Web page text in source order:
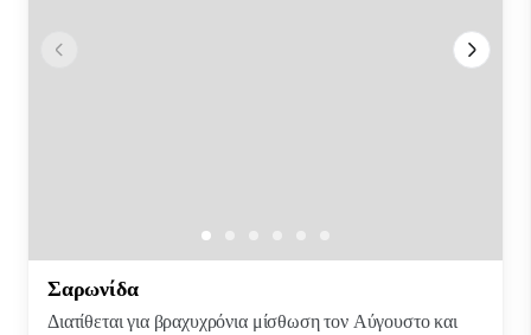
Σαρωνίδα
Διατίθεται για βραχυχρόνια μίσθωση τον Αύγουστο και